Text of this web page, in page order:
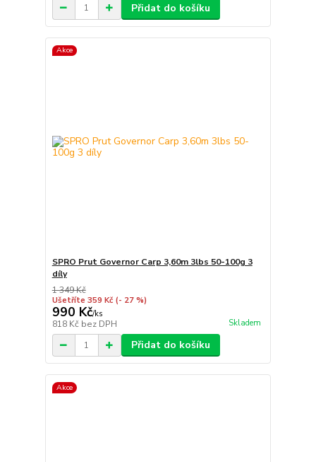
Přidat do košíku
Akce
SPRO Prut Governor Carp 3,60m 3lbs 50-100g 3
díly
1 349 Kč
Ušetříte 359 Kč (- 27 %)
990 Kč/ks
818 Kč bez DPH Skladem
Přidat do košíku
Akce